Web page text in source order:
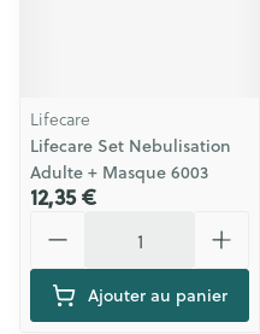
Lifecare
Lifecare Set Nebulisation
Adulte + Masque 6003
12,35 €
Ajouter au panier